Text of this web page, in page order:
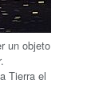
un objeto
Tierra el